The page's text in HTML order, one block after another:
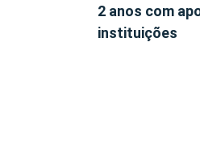
2 anos com
instituições